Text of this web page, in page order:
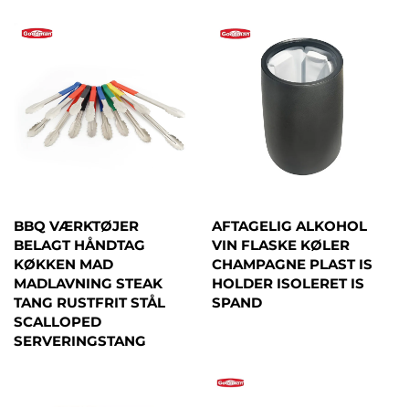
BBQ VÆRKTØJER
BELAGT HÅNDTAG
KØKKEN MAD
MADLAVNING STEAK
TANG RUSTFRIT STÅL
SCALLOPED
SERVERINGSTANG
AFTAGELIG ALKOHOL
VIN FLASKE KØLER
CHAMPAGNE PLAST IS
HOLDER ISOLERET IS
SPAND